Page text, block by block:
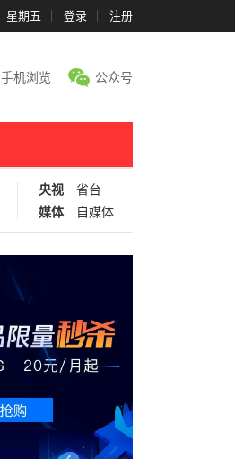
星期五 登录 注册
手机浏览 公众号
央视
省台
媒体
自媒体